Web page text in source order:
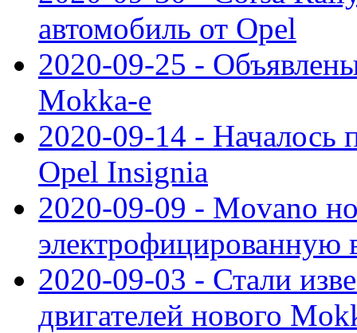
автомобиль от Opel
2020-09-25 -
Mokka-e
2020-09-14 - Началось
Opel Insignia
2020-09-09 - Movano
электрофицированную
2020-09-03 - Стали
двигателей нового